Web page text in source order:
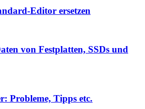
Editor ersetzen
von Festplatten, SSDs und
Probleme, Tipps etc.